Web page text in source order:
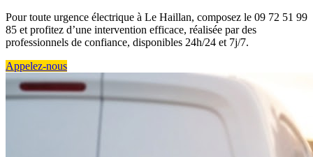
Pour toute urgence électrique à Le Haillan, composez le 09 72 51 99
85 et profitez d’une intervention efficace, réalisée par des
professionnels de confiance, disponibles 24h/24 et 7j/7.
Appelez-nous